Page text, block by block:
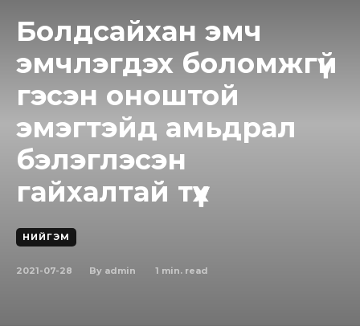
Болдсайхан эмч
эмчлэгдэх боломжгүй
гэсэн оноштой
эмэгтэйд амьдрал
бэлэглэсэн
гайхалтай түүх
НИЙГЭМ
2021-07-28 By admin 1 min. read